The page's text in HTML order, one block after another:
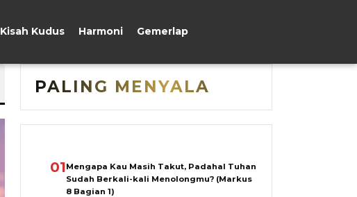
Kisah Kudus Harmoni Gemerlap
PALING MENYALA
01Mengapa Kau Masih Takut, Padahal Tuhan
Sudah Berkali-kali Menolongmu? (Markus
8 Bagian 1)